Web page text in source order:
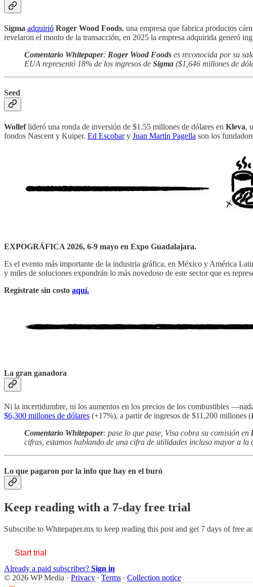
Sigma adquirió Roger Wood Foods, una empresa que fabrica productos
revelaron el monto de la transacción, en 2025 la empresa adquirida generó
Comentario Whitepaper: Roger Wood Foods es reconocida por su
EUA representó 18% de los ingresos de Sigma ($1,646 millones de
Seed
Wolleflideró una ronda de inversión de $1.55 millones de dólares en Kleva,
fondos Nascent y Kuiper. Ed Escobary Juan Martín Pagella son los
EXPOGRÁFICA 2026, 6-9 mayo en Expo Guadalajara.
Es el evento más importante de la industria gráfica, en México y América
y miles de soluciones expondrán lo más novedoso de este sector que es
Regístrate sin costo aquí.
La gran ganadora
Ni la incertidumbre, ni los aumentos en los precios de los combustibles
$6,300 millones de dólares (+17%), a partir de ingresos de $11,200 millones (
Comentario Whitepaper: pase lo que pase, Visa cobra su comisión en
cifras, estamos hablando de una cifra de utilidades incluso mayor a la
Lo que pagaron por la info que hay en el buró
Keep reading with a 7-day free trial
Subscribe to Whitepaper.mx to keep reading this post and get 7 days of free
Start trial
Already a paid subscriber? Sign in
© 2026 WP Media · Privacy ∙ Terms ∙ Collection notice